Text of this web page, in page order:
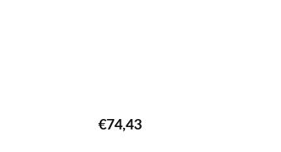
€74,43